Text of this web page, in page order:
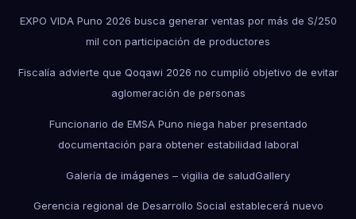
EXPO VIDA Puno 2026 busca generar ventas por más de S/250
mil con participación de productores
Fiscalía advierte que Qoqawi 2026 no cumplió objetivo de evitar
aglomeración de personas
Funcionario de EMSA Puno niega haber presentado
documentación para obtener estabilidad laboral
Galería de imágenes – vigilia de saludGallery
Gerencia regional de Desarrollo Social establecerá nuevo